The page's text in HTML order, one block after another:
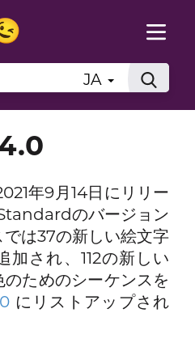
JA
年9月14日にリリー
のバージョン
は37の新しい絵文字
加され、112の新しい
ためのシーケンスを
にリストアップされ